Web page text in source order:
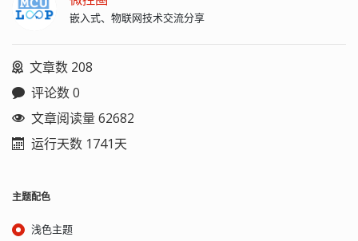
嵌入式、物联网技术交流分享
文章数 208
评论数 0
文章阅读量 62682
运行天数 1741天
主题配色
浅色主题